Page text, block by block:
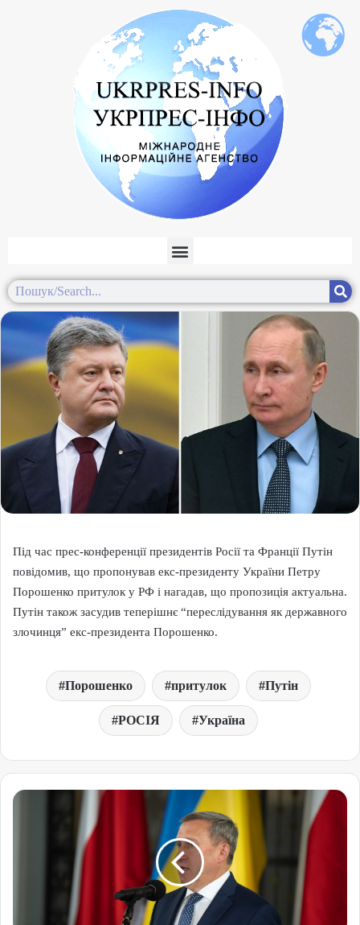
Під час прес-конференції президентів Росії та Франції Путін
повідомив, що пропонував екс-президенту України Петру
Порошенко притулок у РФ і нагадав, що пропозиція актуальна.
Путін також засудив теперішнє “переслідування як державного
злочинця” екс-президента Порошенко.
Порошенко притулок Путін
РОСІЯ Україна